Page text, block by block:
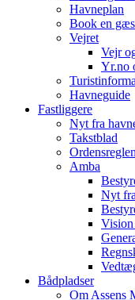
Havneplan
Book en
Vejret
Vejr
Yr.no
Havneguide
Fastliggere
Nyt fra
Takstblad
Amba
Nyt
Vision
Bådpladser
Om Assens